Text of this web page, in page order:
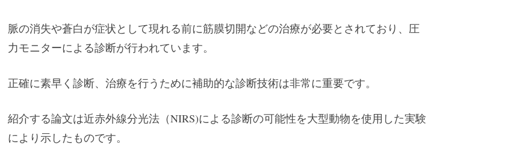
脈の消失や蒼白が症状として現れる前に筋膜切開などの治療が必要とされており、圧
力モニターによる診断が行われています。
正確に素早く診断、治療を行うために補助的な診断技術は非常に重要です。
紹介する論文は近赤外線分光法（NIRS)による診断の可能性を大型動物を使用した実験
により示したものです。